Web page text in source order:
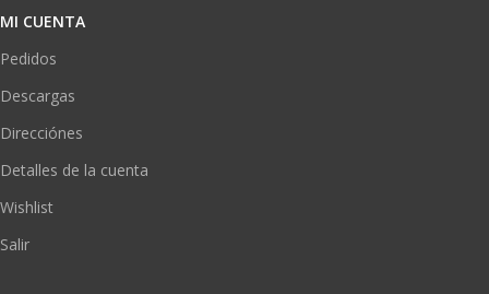
MI CUENTA
Pedidos
Descargas
Direcciónes
Detalles de la cuenta
Wishlist
Salir